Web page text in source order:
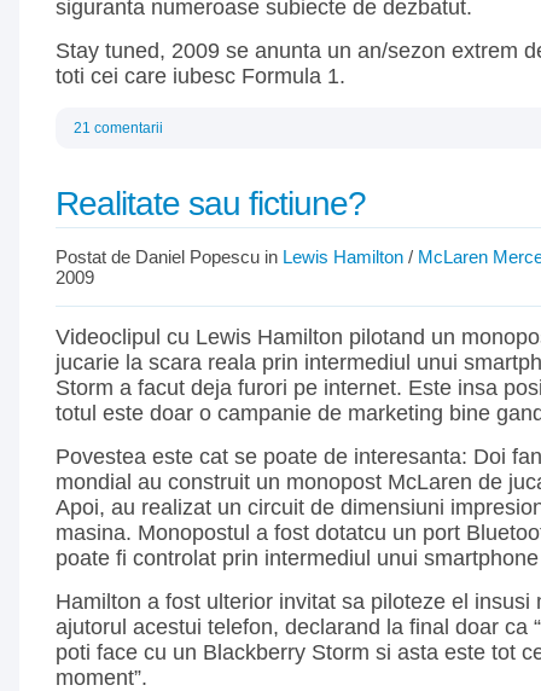
siguranta numeroase subiecte de dezbatut.
Stay tuned, 2009 se anunta un an/sezon extrem
toti cei care iubesc Formula 1.
21 comentarii
Realitate sau fictiune?
Postat de Daniel Popescu in Lewis Hamilton / McLaren
2009
Videoclipul cu Lewis Hamilton pilotand un
jucarie la scara reala prin intermediul unui
Storm a facut deja furori pe internet. Este insa
totul este doar o campanie de marketing bine
Povestea este cat se poate de interesanta: Doi
mondial au construit un monopost McLaren de
Apoi, au realizat un circuit de dimensiuni
masina. Monopostul a fost dotatcu un port
poate fi controlat prin intermediul unui
Hamilton a fost ulterior invitat sa piloteze el insusi
ajutorul acestui telefon, declarand la final doar ca
poti face cu un Blackberry Storm si asta este tot
moment”.